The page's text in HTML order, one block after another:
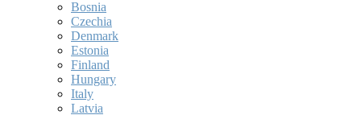
Bosnia
Czechia
Denmark
Estonia
Finland
Hungary
Italy
Latvia